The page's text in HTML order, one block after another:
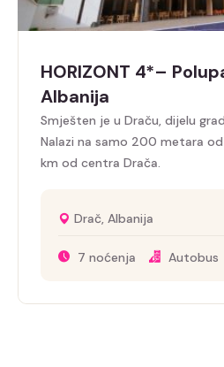
HORIZONT 4*–
Albanija
Smješten je u Draču, dijelu
Nalazi na samo 200 metara
km od centra Drača.
Drač, Albanija
7 noćenja Autobus